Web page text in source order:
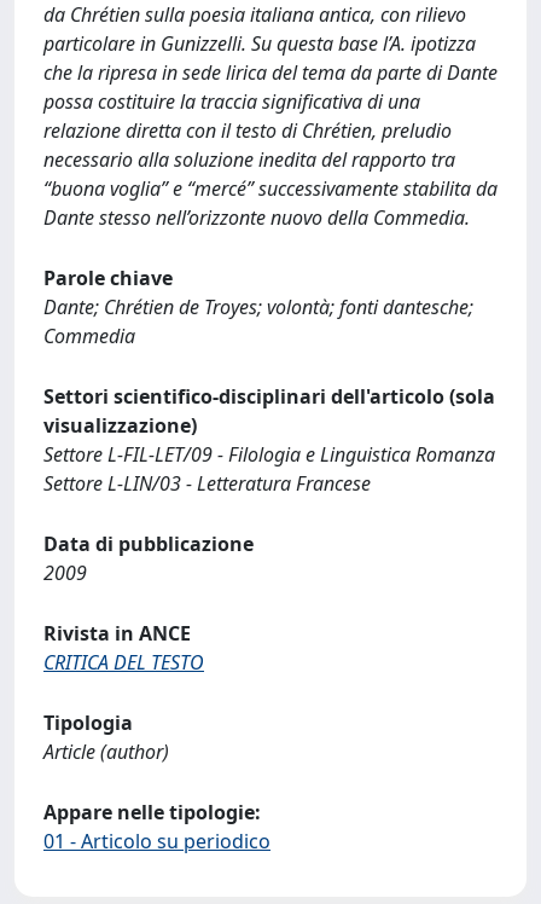
da Chrétien sulla poesia italiana antica, con rilievo
particolare in Gunizzelli. Su questa base l’A. ipotizza
che la ripresa in sede lirica del tema da parte di Dante
possa costituire la traccia significativa di una
relazione diretta con il testo di Chrétien, preludio
necessario alla soluzione inedita del rapporto tra
“buona voglia” e “mercé” successivamente stabilita da
Dante stesso nell’orizzonte nuovo della Commedia.
Parole chiave
Dante; Chrétien de Troyes; volontà; fonti dantesche;
Commedia
Settori scientifico-disciplinari dell'articolo (sola
visualizzazione)
Settore L-FIL-LET/09 - Filologia e Linguistica Romanza
Settore L-LIN/03 - Letteratura Francese
Data di pubblicazione
2009
Rivista in ANCE
CRITICA DEL TESTO
Tipologia
Article (author)
Appare nelle tipologie:
01 - Articolo su periodico